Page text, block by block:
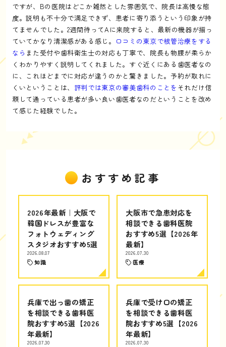
ですが、Bの医院はどこか雑然とした雰囲気で、院長は高慢な態
度。説明も不十分で満足できず、患者に寄り添うという印象が持
てませんでした。2週間待ってAに来院すると、最新の機器が揃っ
ていてかなり清潔感がある感じ。 口コミの東京で根管治療をする
なら また受付や歯科衛生士の対応も丁寧で、院長も物腰が柔らか
くわかりやすく説明してくれました。すぐ近くにある歯医者なの
に、これほどまでに対応が違うのかと驚きました。予約が取れに
くいということは、 評判では東京の審美歯科のことを それだけ信
頼して通っている患者が多い良い歯医者なのだということを改め
て感じた経験でした。
おすすめ記事
2026年最新｜大阪で
韓国ドレスが豊富な
フォトウェディング
スタジオおすすめ5選
2026.08.07
知識
大阪市で急患対応を
相談できる歯科医院
おすすめ5選【2026年
最新】
2026.07.30
医療
兵庫で出っ歯の矯正
を相談できる歯科医
院おすすめ5選【2026
年最新】
2026.07.30
兵庫で受け口の矯正
を相談できる歯科医
院おすすめ5選【2026
年最新】
2026.07.30